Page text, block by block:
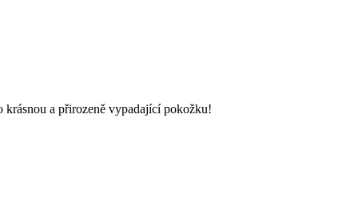
a přirozeně vypadající pokožku!